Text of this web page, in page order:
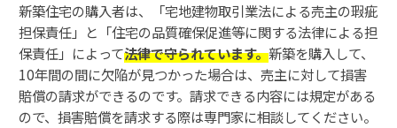
新築住宅の購入者は、「宅地建物取引業法による売主の瑕疵
担保責任」と「住宅の品質確保促進等に関する法律による担
保責任」によって法律で守られています。新築を購入して、
10年間の間に欠陥が見つかった場合は、売主に対して損害
賠償の請求ができるのです。請求できる内容には規定がある
ので、損害賠償を請求する際は専門家に相談してください。